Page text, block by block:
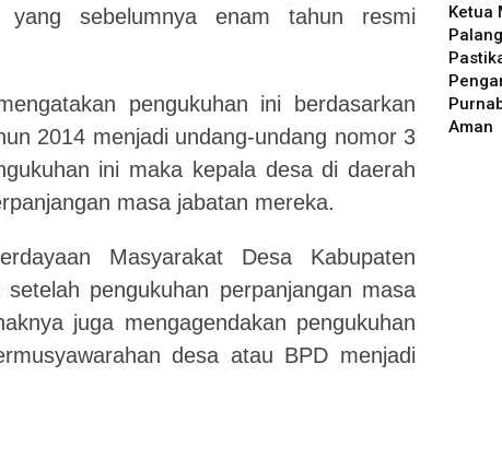
sebelumnya enam tahun resmi
pengukuhan ini berdasarkan
2014 menjadi undang-undang nomor 3
ini maka kepala desa di daerah
masa jabatan mereka.
Masyarakat Desa Kabupaten
pengukuhan perpanjangan masa
juga mengagendakan pengukuhan
desa atau BPD menjadi
Ketua
Aman